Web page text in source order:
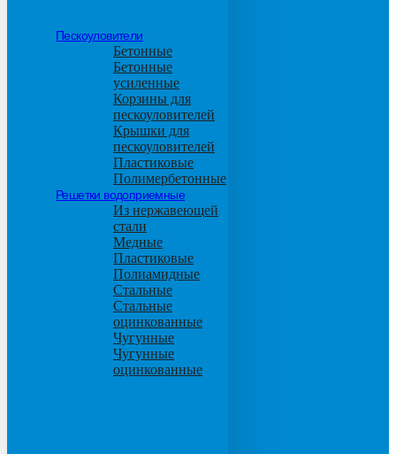
Пескоуловители
Бетонные
Бетонные
усиленные
Корзины для
пескоуловителей
Крышки для
пескоуловителей
Пластиковые
Полимербетонные
Решетки водоприемные
Из нержавеющей
стали
Медные
Пластиковые
Полиамидные
Стальные
Стальные
оцинкованные
Чугунные
Чугунные
оцинкованные